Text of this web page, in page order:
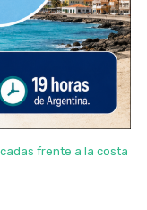
frente a la costa